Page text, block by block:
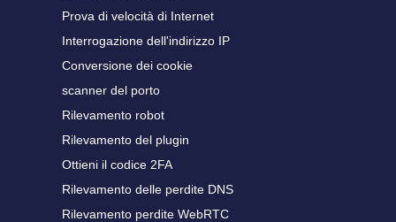
Prova di velocità di Internet
Interrogazione dell'indirizzo IP
Conversione dei cookie
scanner del porto
Rilevamento robot
Rilevamento del plugin
Ottieni il codice 2FA
Rilevamento delle perdite DNS
Rilevamento perdite WebRTC